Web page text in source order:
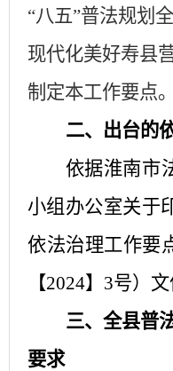
“八五”普法规划
现代化美好寿县
制定本工作要点。
二、出台的
依据淮南市
小组办公室关于
依法治理工作要
【2024】3号）文
三、全县普
要求